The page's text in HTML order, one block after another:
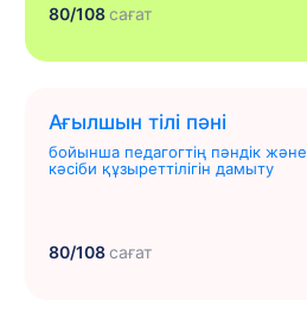
80/108сағат
Ағылшын тілі пәні
бойынша педагогтің пәндік және
кәсіби құзыреттілігін дамыту
80/108сағат